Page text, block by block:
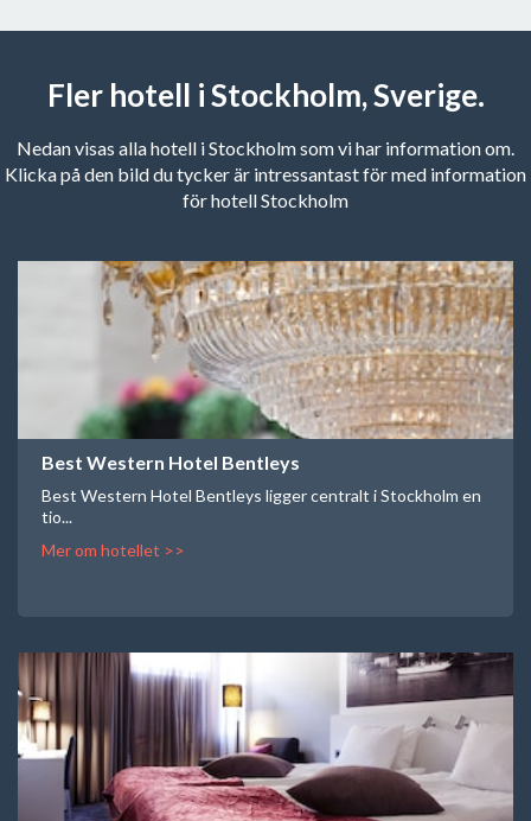
Fler hotell i Stockholm, Sverige.
Nedan visas alla hotell i Stockholm som vi har information om.
Klicka på den bild du tycker är intressantast för med information
för hotell Stockholm
Best Western Hotel Bentleys
Best Western Hotel Bentleys ligger centralt i Stockholm en
tio...
Mer om hotellet >>